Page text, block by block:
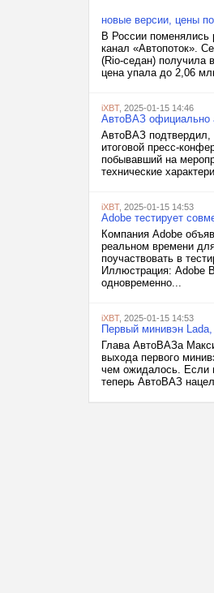
новые версии, цены
В России
канал «Автопоток».
(Rio-седан) получила
цена упала до 2,06
iXBT, 2025-01-15 14:46
АвтоВАЗ официально
АвтоВАЗ подтвердил,
итоговой пресс-
побывавший на
технические
iXBT, 2025-01-15 14:53
Adobe тестирует
Компания Adobe
реальном времени
поучаствовать в
Иллюстрация: Adobe
одновременно...
iXBT, 2025-01-15 14:53
Первый минивэн
Глава АвтоВАЗа
выхода первого
чем ожидалось. Если
теперь АвтоВАЗ